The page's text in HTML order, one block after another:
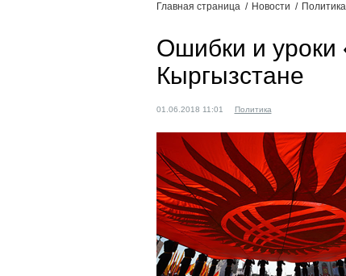
Главная страница / Новости / Политика
Ошибки и уроки
Кыргызстане
01.06.2018 11:01 Политика